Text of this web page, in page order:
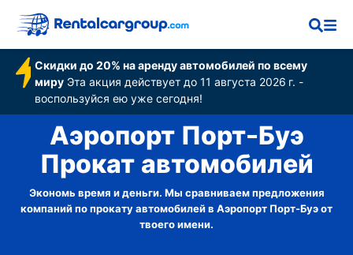
Скидки до 20% на аренду автомобилей по всему
мируЭта акция действует до 11 августа 2026 г. -
воспользуйся ею уже сегодня!
Аэропорт Порт-Буэ
Прокат автомобилей
Экономь время и деньги. Мы сравниваем предложения
компаний по прокату автомобилей в Аэропорт Порт-Буэ от
твоего имени.